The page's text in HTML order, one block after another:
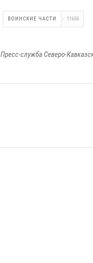
ВОИНСКИЕ ЧАСТИ 11656
Пресс-служба Северо-